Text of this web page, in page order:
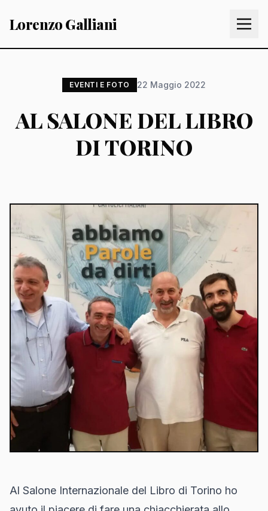
Lorenzo Galliani
EVENTI E FOTO 22 Maggio 2022
AL SALONE DEL LIBRO
DI TORINO
Al Salone Internazionale del Libro di Torino ho